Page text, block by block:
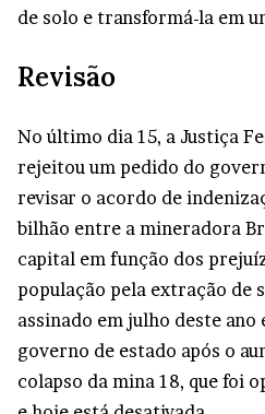
de solo e transformá-la em
Revisão
No último dia 15, a Justiça
rejeitou um pedido do
revisar o acordo de
bilhão entre a mineradora
capital em função dos
população pela extração de
assinado em julho deste
governo de estado após o
colapso da mina 18, que foi